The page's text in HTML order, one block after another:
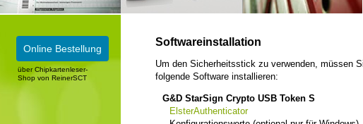
Online Bestellung
über Chipkartenleser-
Shop von ReinerSCT
Softwareinstallation
Um den Sicherheitsstick zu verwenden, müssen
folgende Software installieren:
G&D StarSign Crypto USB Token S
ElsterAuthenticator